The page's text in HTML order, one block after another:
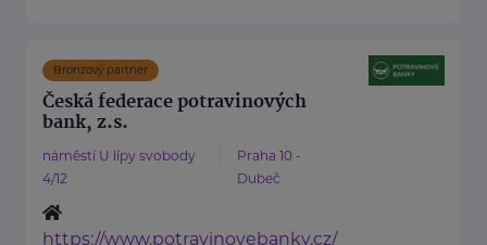
Bronzový partner
Česká federace potravinových
bank, z.s.
náměstí U lípy svobody
4/12
Praha 10 -
Dubeč
https://www.potravinovebanky.cz/